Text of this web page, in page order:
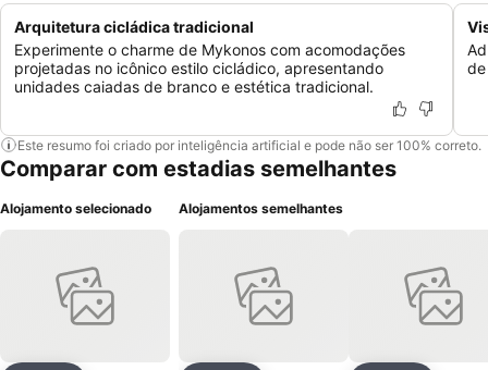
Arquitetura cicládica tradicional
Experimente o charme de Mykonos com acomodações
projetadas no icônico estilo cicládico, apresentando
unidades caiadas de branco e estética tradicional.
Este resumo foi criado por inteligência artificial e pode não ser 100% correto.
Comparar com estadias semelhantes
Alojamento selecionado Alojamentos semelhantes